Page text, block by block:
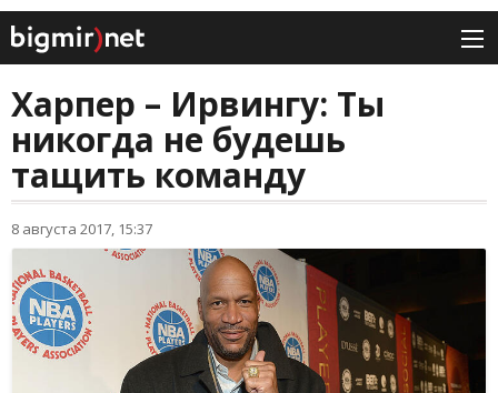
Харпер – Ирвингу: Ты
никогда не будешь
тащить команду
8 августа 2017, 15:37